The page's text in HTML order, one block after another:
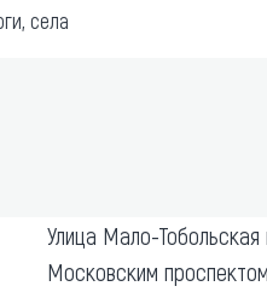
Как добраться
села
Улица Мало-
Московским